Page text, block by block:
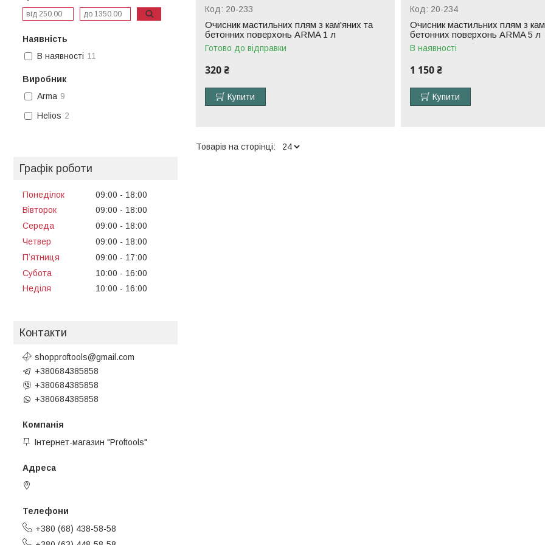
20-233
Очисник мастильних плям з кам'яних та
бетонних поверхонь ARMA 1 л
Готово до відправки
320 ₴
Купити
20-234
Очисник мастильних плям з
бетонних поверхонь ARMA 5 л
В наявності
1 150 ₴
Купити
Наявність
В наявності 11
Виробник
Arma 9
Helios 2
Графік роботи
Понеділок 09:00
18:00
Вівторок
09:00
18:00
Середа
09:00
18:00
Четвер
09:00
18:00
Пʼятниця
09:00
17:00
Субота
10:00
16:00
Неділя
10:00 16:00
Контакти
shopproftools@gmail.com
+380684385858
+380684385858
+380684385858
Інтернет-магазин "Proftools"
+380 (68) 438-58-58